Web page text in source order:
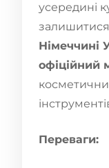
усередині
Німеччині
офіційний
Переваги: